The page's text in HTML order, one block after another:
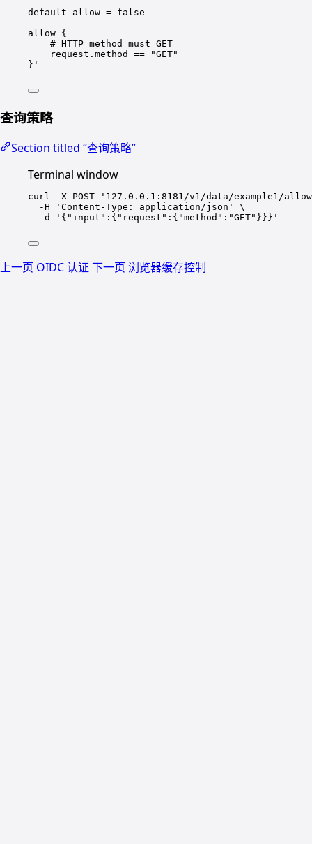
default allow = false
allow {
# HTTP method must GET
request.method == "GET"
} '
查询策略
Section titled “查询策略”
Terminal window
curl -X POST ' 127.0.0.1:8181/v1/data/example1/allow
-H
' Content-Type: application/json '
\
-d
' {"input":{"request":{"method":"GET"}}} '
上一页 OIDC 认证 下一页 浏览器缓存控制